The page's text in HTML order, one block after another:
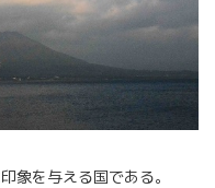
象を与える国である。